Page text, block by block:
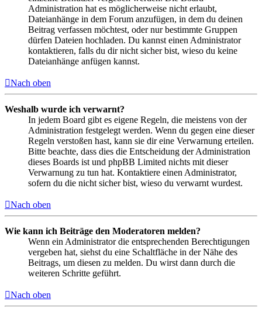
Administration hat es möglicherweise nicht erlaubt,
Dateianhänge in dem Forum anzufügen, in dem du deinen
Beitrag verfassen möchtest, oder nur bestimmte Gruppen
dürfen Dateien hochladen. Du kannst einen Administrator
kontaktieren, falls du dir nicht sicher bist, wieso du keine
Dateianhänge anfügen kannst.
Nach oben
Weshalb wurde ich verwarnt?
In jedem Board gibt es eigene Regeln, die meistens von der
Administration festgelegt werden. Wenn du gegen eine dieser
Regeln verstoßen hast, kann sie dir eine Verwarnung erteilen.
Bitte beachte, dass dies die Entscheidung der Administration
dieses Boards ist und phpBB Limited nichts mit dieser
Verwarnung zu tun hat. Kontaktiere einen Administrator,
sofern du die nicht sicher bist, wieso du verwarnt wurdest.
Nach oben
Wie kann ich Beiträge den Moderatoren melden?
Wenn ein Administrator die entsprechenden Berechtigungen
vergeben hat, siehst du eine Schaltfläche in der Nähe des
Beitrags, um diesen zu melden. Du wirst dann durch die
weiteren Schritte geführt.
Nach oben